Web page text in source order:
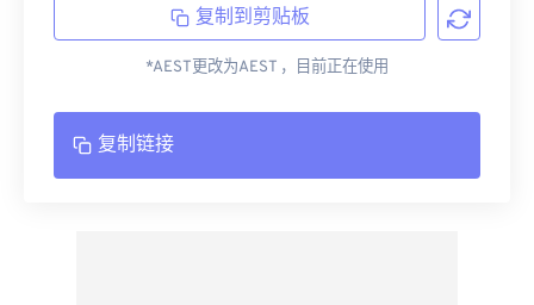
复制到剪贴板
*AEST更改为AEST ，目前正在使用
复制链接